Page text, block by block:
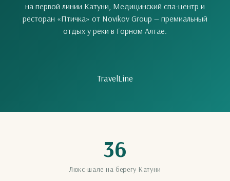
на первой линии Катуни, Медицинский спа-центр и
ресторан «Птичка» от Novikov Group — премиальный
отдых у реки в Горном Алтае.
TravelLine
36
Люкс-шале на берегу Катуни